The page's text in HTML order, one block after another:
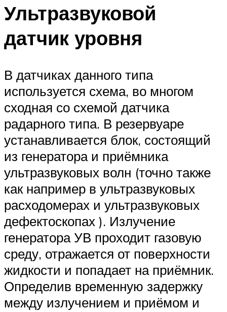
Ультразвуковой
датчик уровня
В датчиках данного типа
используется схема, во многом
сходная со схемой датчика
радарного типа. В резервуаре
устанавливается блок, состоящий
из генератора и приёмника
ультразвуковых волн (точно также
как например в ультразвуковых
расходомерах и ультразвуковых
дефектоскопах ). Излучение
генератора УВ проходит газовую
среду, отражается от поверхности
жидкости и попадает на приёмник.
Определив временную задержку
между излучением и приёмом и